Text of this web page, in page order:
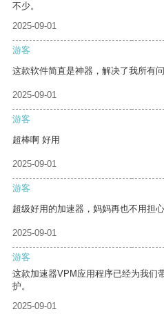
不少。
2025-09-01
游客
这款软件简直是神器，解决了我所有问
2025-09-01
游客
超棒啊 好用
2025-09-01
游客
超级好用的加速器，妈妈再也不用担
2025-09-01
游客
这款加速器VPM应用程序已经为我们
护。
2025-09-01